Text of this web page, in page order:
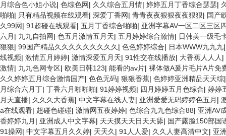
月综合色小姐小说| 色综色网| 久久综合五月情| 婷婷五月丁香综合瑟瑟|
啪啪| 只有精品视频在线观看| 深爱丁香网| 青青夜夜狠狠夜夜狠狠| 国产
久99网| 91超碰在线观看| 五月丁香综合啪啪| 亚洲字幕AV一区二区三区
六月 | 九九自拍网| 色五月激情五月天| 五月婷婷综合激情| 日韩美一级毛
狠狠| 99国产精品久久久久久久久久久 | 色色婷婷综合| 日本WWW九九九
线视频| 激情五月婷婷| 激情深爱五月天| 91性交在线播放| 大香蕉人人人 |
激情| 九九色网专区| 欧美日韩123| 能看的av片| 裸体做A爰片毛片A片免
久久婷婷五月综合激情国产| 色色无码| 狠狠香蕉| 色婷婷亚洲精品天天综
月综合六月丁| 丁香六月啪啪啪| 91婷婷视频| 四月婷婷五月色综合| 婷婷
月天直播| 久久久大香蕉| 中文字幕在线人妻| 亚洲爱爱无码婷婷色五月 |
a在线观看| 超碰色碰碰| 激情网五夜婷婷| 色综合九九色综合88| 亚洲AV
香婷婷九月 | 亚洲成人中文字幕| 天天摸天天日天天舔| 国产露脸150部国
91操网| 中文字幕五月久久婷| 天天久 | 91人人爱| 久久人妻高清中文| 亚